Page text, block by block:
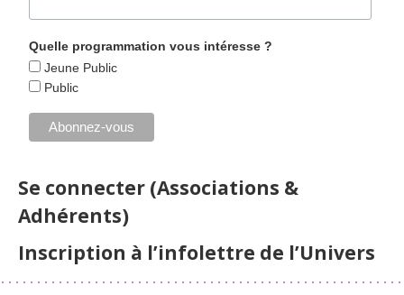
Quelle programmation vous intéresse ?
Jeune Public
Public
Se connecter (Associations &
Adhérents)
Inscription à l’infolettre de l’Univers